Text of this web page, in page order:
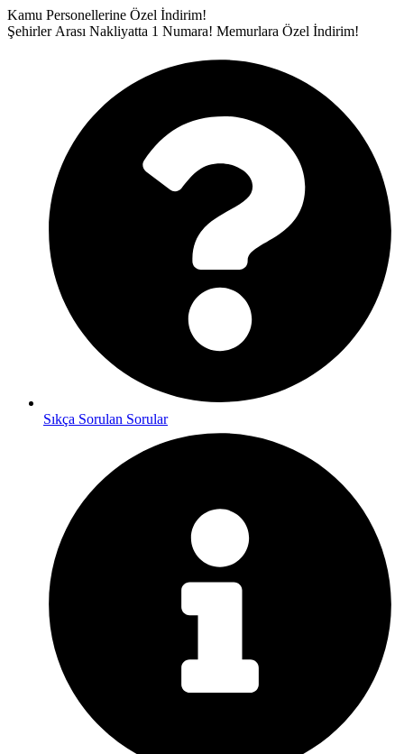
İçeriğe
atla
Kamu Personellerine Özel İndirim!
Şehirler Arası Nakliyatta 1 Numara! Memurlara Özel İndirim!
Sıkça Sorulan Sorular